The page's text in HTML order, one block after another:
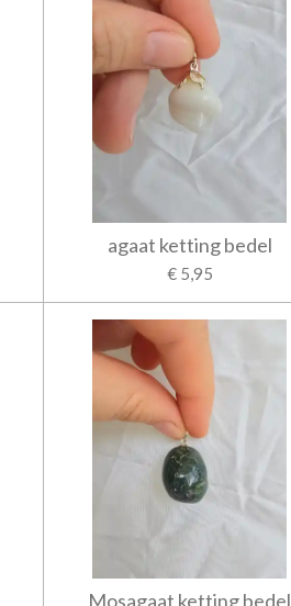
agaat ketting bedel
€ 5,95
Mosagaat ketting bedel